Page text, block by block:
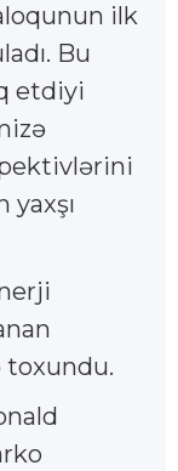
ilk
Bu
etdiyi
yaxşı
toxundu.